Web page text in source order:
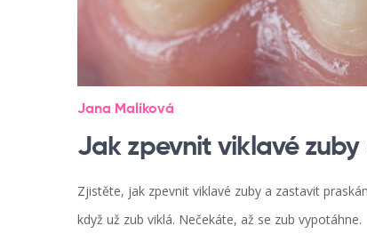
Jana Malíková
Jak zpevnit viklavé
Zjistěte, jak zpevnit viklavé zuby a zastavit
když už zub viklá. Nečekáte, až se zub vypotáhne.